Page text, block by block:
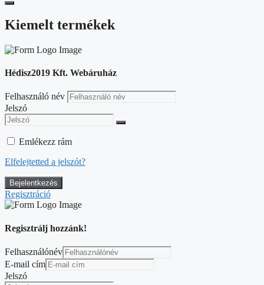
Kiemelt termékek
Hédisz2019 Kft. Webáruház
Felhasználó név
Jelszó
Emlékezz rám
Elfelejtetted a jelszót?
Regisztráció
Regisztrálj hozzánk!
Felhasználónév
E-mail cím
Jelszó